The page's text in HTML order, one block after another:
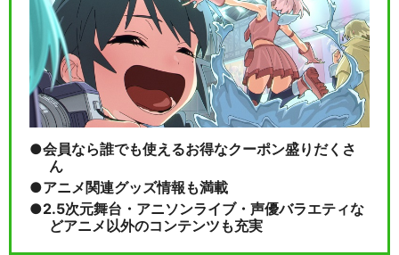
会員なら誰でも使えるお得なクーポン盛りだくさ
ん
アニメ関連グッズ情報も満載
2.5次元舞台・アニソンライブ・声優バラエティな
どアニメ以外のコンテンツも充実